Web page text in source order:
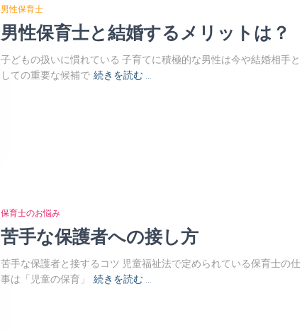
男性保育士
男性保育士と結婚するメリットは？
子どもの扱いに慣れている 子育てに積極的な男性は今や結婚相手と
しての重要な候補で 続きを読む …
保育士のお悩み
苦手な保護者への接し方
苦手な保護者と接するコツ 児童福祉法で定められている保育士の仕
事は「児童の保育」
続きを読む …